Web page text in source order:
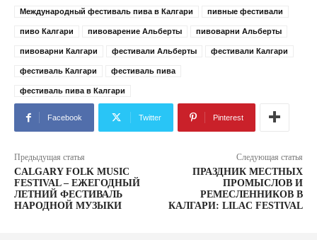
Международный фестиваль пива в Калгари пивные фестивали
пиво Калгари пивоварение Альберты пивоварни Альберты
пивоварни Калгари фестивали Альберты фестивали Калгари
фестиваль Калгари фестиваль пива
фестиваль пива в Калгари
Facebook Twitter Pinterest
Предыдущая статья
CALGARY FOLK MUSIC
FESTIVAL – ЕЖЕГОДНЫЙ
ЛЕТНИЙ ФЕСТИВАЛЬ
НАРОДНОЙ МУЗЫКИ
Следующая статья
ПРАЗДНИК МЕСТНЫХ
ПРОМЫСЛОВ И
РЕМЕСЛЕННИКОВ В
КАЛГАРИ: LILAC FESTIVAL